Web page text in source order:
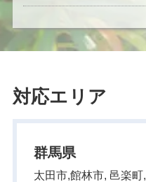
対応エリア
群馬県
太田市,館林市, 邑楽